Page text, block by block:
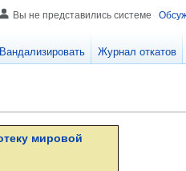
мировой
Вы не представились системе
Вандализировать Журнал откатов